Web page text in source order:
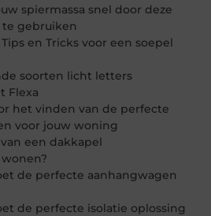
spiermassa snel door deze
gebruiken
en Tricks voor een soepel
soorten licht letters
Flexa
het vinden van de perfecte
voor jouw woning
een dakkapel
de perfecte aanhangwagen
de perfecte isolatie oplossing